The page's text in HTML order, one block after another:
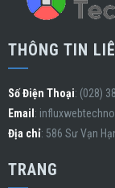
THÔNG TIN
Số Điện Thoại: (028)
Email :
Địa chỉ: 586 Sư Vạn
TRANG